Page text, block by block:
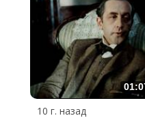
10 г. назад